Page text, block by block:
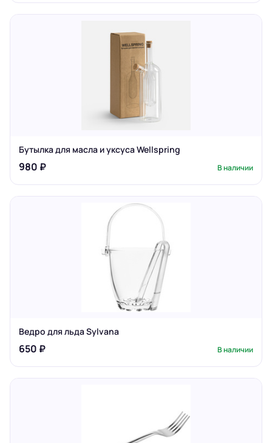
Бутылка для масла и уксуса Wellspring
980 ₽ В наличии
Ведро для льда Sylvana
650 ₽ В наличии